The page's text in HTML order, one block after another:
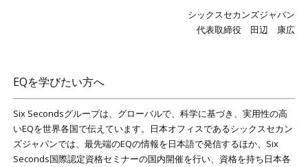
シックスセカンズジャパン
代表取締役 田辺 康広
EQを学びたい方へ
Six Secondsグループは、グローバルで、科学に基づき、実用性の高
いEQを世界各国で伝えています。日本オフィスであるシックスセカン
ズジャパンでは、最先端のEQの情報を日本語で発信するほか、Six
Seconds国際認定資格セミナーの国内開催を行い、資格を持ち日本各